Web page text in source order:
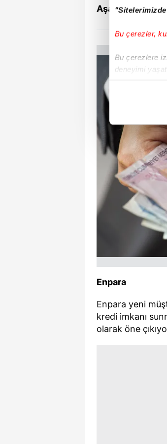
Bu çerezler,
Bu çerezlere
deneyimi
içerikleri
Sizlere daha
çerezler
amacıyla
reklam/
Çerezlere
butonuna
6698 sayılı
mevzuata
Aşağıda 0 faizli
Enpara
Enpara yeni
kredi imkanı
olarak öne